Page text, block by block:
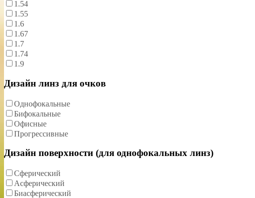
1.54
1.55
1.6
1.67
1.7
1.74
1.9
Дизайн линз для очков
Однофокальные
Бифокальные
Офисные
Прогрессивные
Дизайн поверхности (для однофокальных линз)
Сферический
Асферический
Биасферический